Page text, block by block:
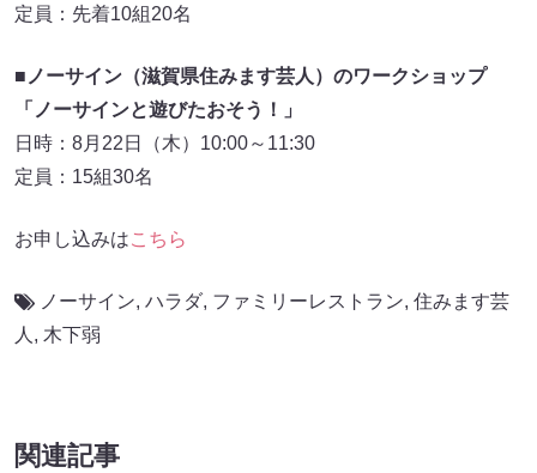
定員：先着10組20名
■ノーサイン（滋賀県住みます芸人）のワークショップ
「ノーサインと遊びたおそう！」
日時：8月22日（木）10:00～11:30
定員：15組30名
お申し込みはこちら
ノーサイン, ハラダ, ファミリーレストラン, 住みます芸
人 , 木下弱
関連記事